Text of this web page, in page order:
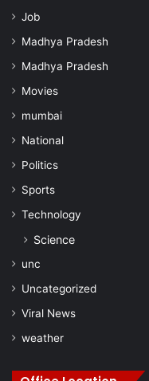
Job
Madhya Pradesh
Madhya Pradesh
Movies
mumbai
National
Politics
Sports
Technology
Science
unc
Uncategorized
Viral News
weather